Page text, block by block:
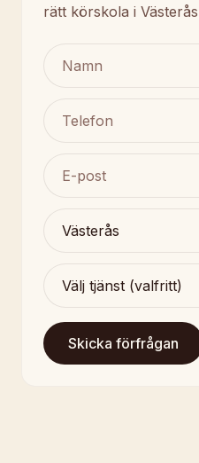
rätt körskola i
Skicka förfrågan